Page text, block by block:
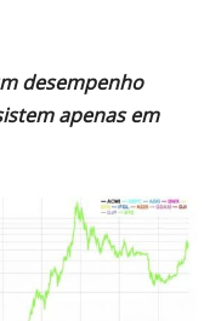
desempenho
apenas em